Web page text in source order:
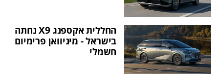
החללית אקספנג X9 נחתה
בישראל - מיניוואן פרימיום
חשמלי